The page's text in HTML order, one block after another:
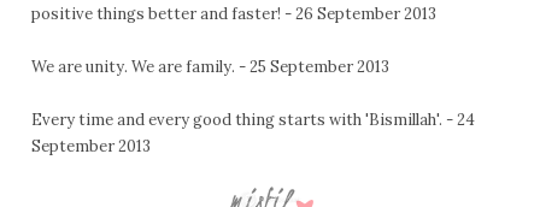
positive things better and faster! - 26 September 2013
We are unity. We are family. - 25 September 2013
Every time and every good thing starts with 'Bismillah'. - 24
September 2013